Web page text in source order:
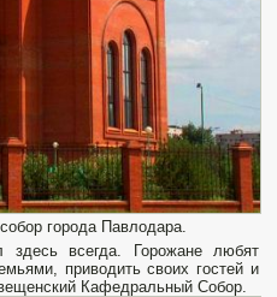
города Павлодара.
здесь всегда. Горожане любят
приводить своих гостей и
Кафедральный Собор.